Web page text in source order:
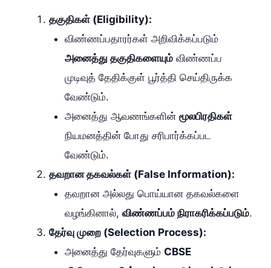
தகுதிகள் (Eligibility):
விண்ணப்பதாரர்கள் அறிவிக்கப்படும்
அனைத்து தகுதிகளையும்விண்ணப்ப
முடிவுத் தேதிக்குள் பூர்த்தி செய்திருக்க
வேண்டும்.
அனைத்து ஆவணங்களின் மூலபிரதிகள்
நியமனத்தின் போது சரிபார்க்கப்பட
வேண்டும்.
தவறான தகவல்கள் (False Information):
தவறான அல்லது பொய்யான தகவல்களை
வழங்கினால், விண்ணப்பம் நிராகரிக்கப்படும்.
தேர்வு முறை (Selection Process):
அனைத்து தேர்வுகளும் CBSE